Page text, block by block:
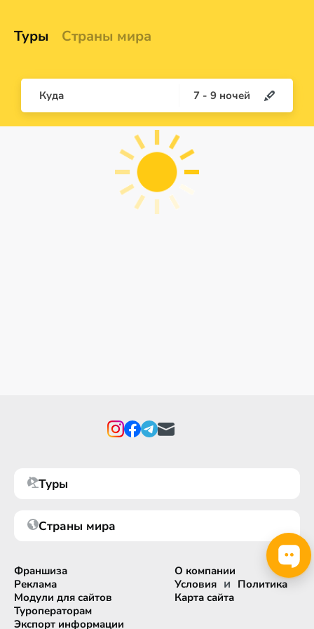
Туры Страны мира
Куда 7 - 9 ночей
Туры
Страны мира
Франшиза
Реклама
Модули для сайтов
Туроператорам
Экспорт информации
О компании
Условия и Политика
Карта сайта